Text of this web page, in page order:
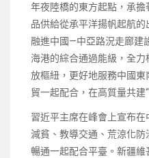
年夜陸橋的東方起點，承
品供給從承平洋揚帆起航
融進中國—中亞路況走廊建
海港的綜合通過能級，全
放樞紐，更好地服務中國
貿一起配合，在高質量共建
習近平主席在峰會上宣布
減貧、教導交通、荒涼化
暢通一起配合平臺。新疆